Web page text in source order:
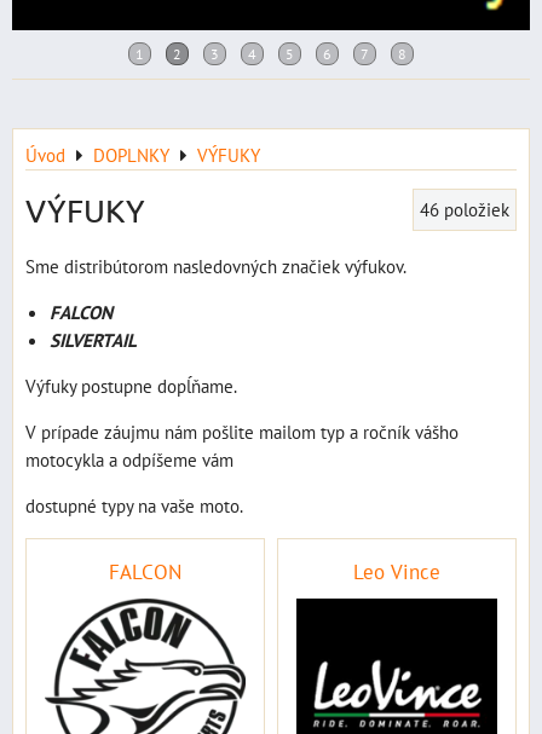
Úvod DOPLNKY VÝFUKY
VÝFUKY 46 položiek
Sme distribútorom nasledovných značiek výfukov.
FALCON
SILVERTAIL
Výfuky postupne dopĺňame.
V prípade záujmu nám pošlite mailom typ a ročník vášho
motocykla a odpíšeme vám
dostupné typy na vaše moto.
FALCON Leo Vince